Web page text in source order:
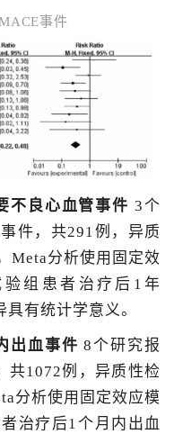
事件
不良心血管事件 3个
件，共291例，异质
Meta分析使用固定效
组患者治疗后1年
有统计学意义。
出血事件 8个研究报
共1072例，异质性检
分析使用固定效应模
治疗后1个月内出血